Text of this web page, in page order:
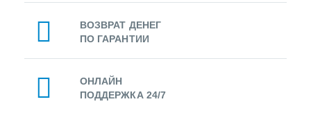
ВОЗВРАТ ДЕНЕГ
ПО ГАРАНТИИ
ОНЛАЙН
ПОДДЕРЖКА 24/7